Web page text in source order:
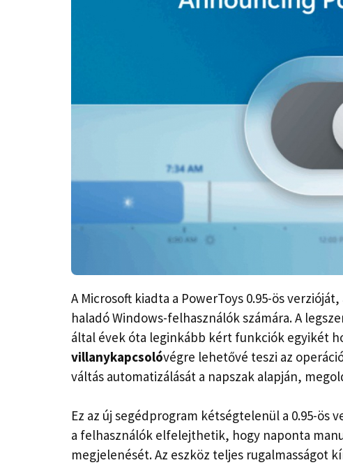
A Microsoft kiadta a PowerToys 0.95-ös
haladó Windows-felhasználók számára. A
által évek óta leginkább kért funkciók egyikét
villanykapcsolóvégre lehetővé teszi az
váltás automatizálását a napszak alapján,
Ez az új segédprogram kétségtelenül a 0.95-ös
a felhasználók elfelejthetik, hogy naponta
megjelenését. Az eszköz teljes rugalmasságot